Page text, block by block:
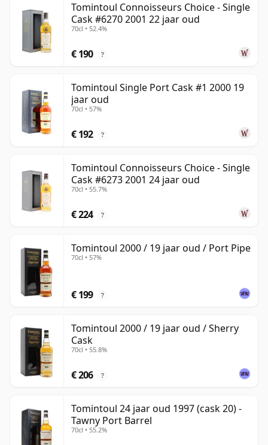
Tomintoul Connoisseurs Choice - Single
Cask #6270 2001 22 jaar oud
70cl • 52.4%
€ 190 ?
Tomintoul Single Port Cask #1 2000 19
jaar oud
70cl • 57%
€ 192 ?
Tomintoul Connoisseurs Choice - Single
Cask #6273 2001 24 jaar oud
70cl • 55.7%
€ 224 ?
Tomintoul 2000 / 19 jaar oud / Port Pipe
70cl • 57%
€ 199 ?
Tomintoul 2000 / 19 jaar oud / Sherry
Cask
70cl • 55.8%
€ 206 ?
Tomintoul 24 jaar oud 1997 (cask 20) -
Tawny Port Barrel
70cl • 55.2%